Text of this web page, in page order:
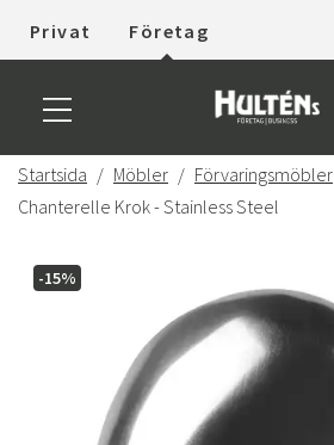
Privat Företag
Startsida Möbler Förvaringsmöbler
Chanterelle Krok - Stainless Steel
-15%